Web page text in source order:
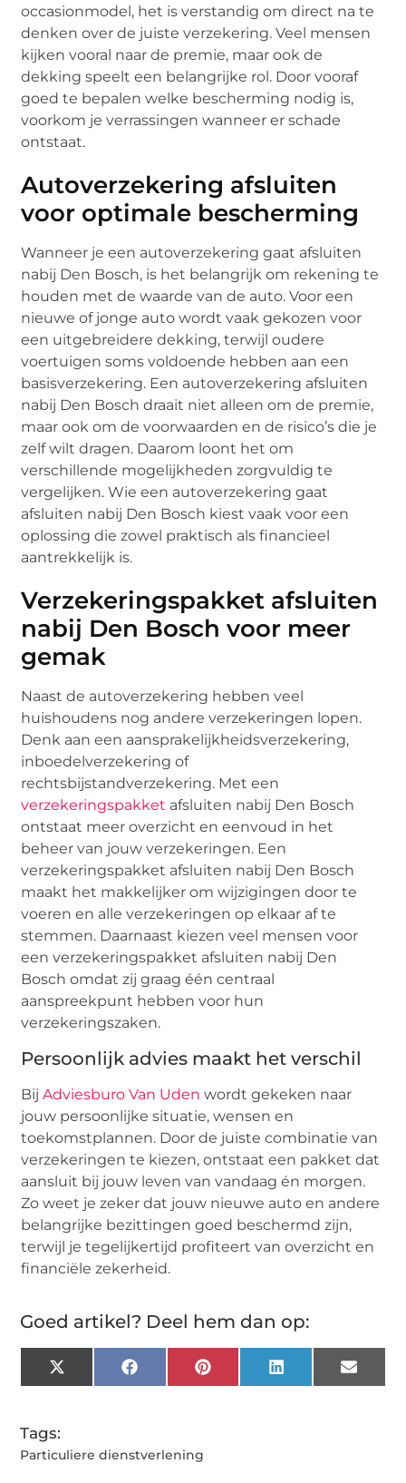
occasionmodel, het is verstandig om direct na te
denken over de juiste verzekering. Veel mensen
kijken vooral naar de premie, maar ook de
dekking speelt een belangrijke rol. Door vooraf
goed te bepalen welke bescherming nodig is,
voorkom je verrassingen wanneer er schade
ontstaat.
Autoverzekering afsluiten
voor optimale bescherming
Wanneer je een autoverzekering gaat afsluiten
nabij Den Bosch, is het belangrijk om rekening te
houden met de waarde van de auto. Voor een
nieuwe of jonge auto wordt vaak gekozen voor
een uitgebreidere dekking, terwijl oudere
voertuigen soms voldoende hebben aan een
basisverzekering. Een autoverzekering afsluiten
nabij Den Bosch draait niet alleen om de premie,
maar ook om de voorwaarden en de risico’s die je
zelf wilt dragen. Daarom loont het om
verschillende mogelijkheden zorgvuldig te
vergelijken. Wie een autoverzekering gaat
afsluiten nabij Den Bosch kiest vaak voor een
oplossing die zowel praktisch als financieel
aantrekkelijk is.
Verzekeringspakket afsluiten
nabij Den Bosch voor meer
gemak
Naast de autoverzekering hebben veel
huishoudens nog andere verzekeringen lopen.
Denk aan een aansprakelijkheidsverzekering,
inboedelverzekering of
rechtsbijstandverzekering. Met een
verzekeringspakket afsluiten nabij Den Bosch
ontstaat meer overzicht en eenvoud in het
beheer van jouw verzekeringen. Een
verzekeringspakket afsluiten nabij Den Bosch
maakt het makkelijker om wijzigingen door te
voeren en alle verzekeringen op elkaar af te
stemmen. Daarnaast kiezen veel mensen voor
een verzekeringspakket afsluiten nabij Den
Bosch omdat zij graag één centraal
aanspreekpunt hebben voor hun
verzekeringszaken.
Persoonlijk advies maakt het verschil
BijAdviesburo Van Uden wordt gekeken naar
jouw persoonlijke situatie, wensen en
toekomstplannen. Door de juiste combinatie van
verzekeringen te kiezen, ontstaat een pakket dat
aansluit bij jouw leven van vandaag én morgen.
Zo weet je zeker dat jouw nieuwe auto en andere
belangrijke bezittingen goed beschermd zijn,
terwijl je tegelijkertijd profiteert van overzicht en
financiële zekerheid.
Goed artikel? Deel hem dan op:
X
(Twitter)
FacebookPinterest LinkedIn Email
Tags:
Particuliere dienstverlening